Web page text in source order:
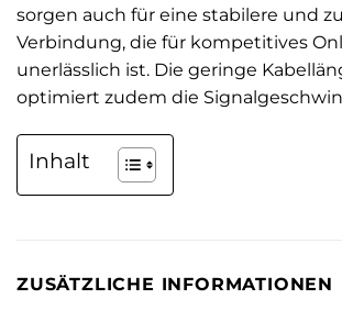
sorgen auch für eine stabilere und
Verbindung, die für kompetitives
unerlässlich ist. Die geringe
optimiert zudem die
Inhalt
ZUSÄTZLICHE INFORMATIONEN